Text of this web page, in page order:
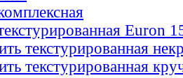
Euron
текстурированная
текстурированная